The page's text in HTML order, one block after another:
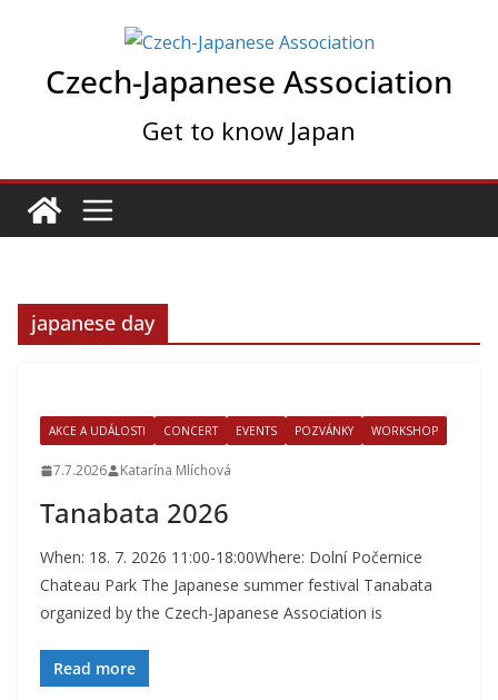
contentCzech-Japanese Association
Get to know Japan
japanese day
AKCE A UDÁLOSTI CONCERT EVENTS POZVÁNKY WORKSHOP
7.7.2026 Katarína Mlíchová
Tanabata 2026
When: 18. 7. 2026 11:00-18:00Where: Dolní Počernice
Chateau Park The Japanese summer festival Tanabata
organized by the Czech-Japanese Association is
Read more